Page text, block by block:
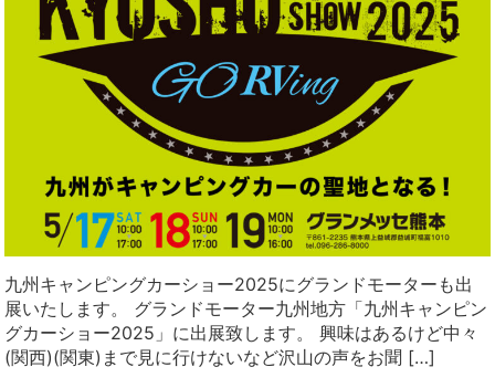
九州キャンピングカーショー2025にグランドモーターも出
展いたします。 グランドモーター九州地方「九州キャンピン
グカーショー2025」に出展致します。 興味はあるけど中々
(関西)(関東)まで見に行けないなど沢山の声をお聞 […]